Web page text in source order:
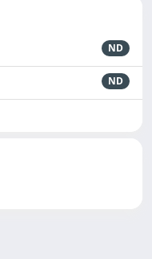
ND
ND